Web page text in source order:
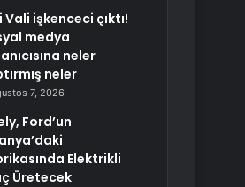
Vali işkenceci çıktı!
medya
neler
neler
7, 2026
Ford’un
Elektrikli
Üretecek